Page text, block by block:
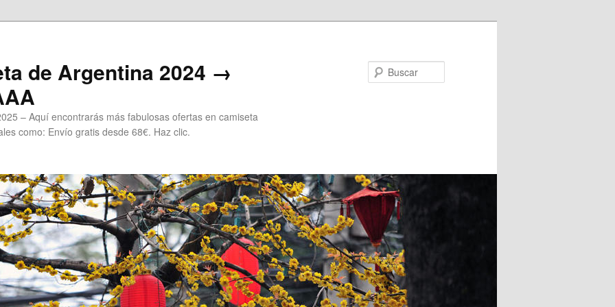
de Argentina 2024 →
– Aquí encontrarás más fabulosas ofertas en camiseta
como: Envío gratis desde 68€. Haz clic.